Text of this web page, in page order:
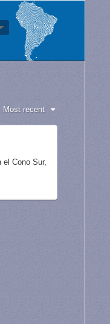
Most recent
Cono Sur,